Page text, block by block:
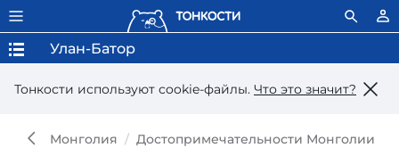
Тонкости используют сookie-файлы. Что это значит?
Улан-Батор
Монголия Достопримечательности Монголии